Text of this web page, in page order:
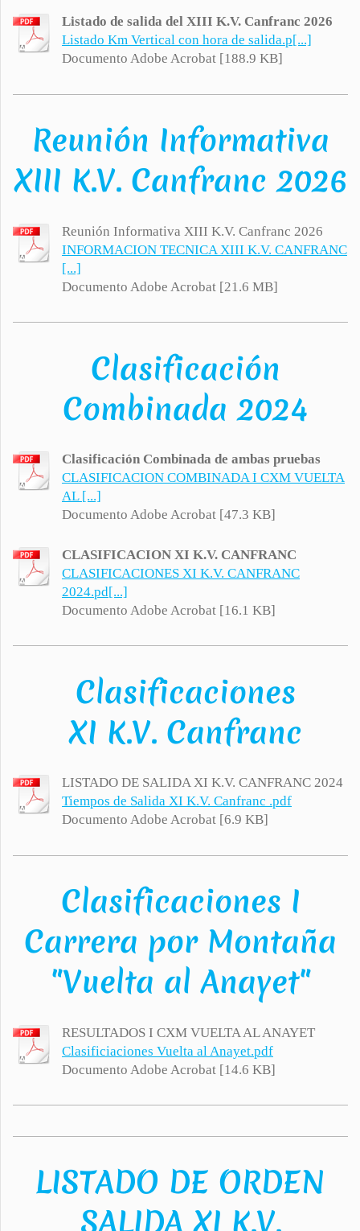
Listado de salida del XIII K.V. Canfranc 2026
Listado Km Vertical con hora de salida.p[...]
Documento Adobe Acrobat [188.9 KB]
Reunión Informativa
XIII K.V. Canfranc 2026
Reunión Informativa XIII K.V. Canfranc 2026
INFORMACION TECNICA XIII K.V. CANFRANC
[...]
Documento Adobe Acrobat [21.6 MB]
Clasificación
Combinada 2024
Clasificación Combinada de ambas pruebas
CLASIFICACION COMBINADA I CXM VUELTA
AL [...]
Documento Adobe Acrobat [47.3 KB]
CLASIFICACION XI K.V. CANFRANC
CLASIFICACIONES XI K.V. CANFRANC
2024.pd[...]
Documento Adobe Acrobat [16.1 KB]
Clasificaciones
XI K.V. Canfranc
LISTADO DE SALIDA XI K.V. CANFRANC 2024
Tiempos de Salida XI K.V. Canfranc .pdf
Documento Adobe Acrobat [6.9 KB]
Clasificaciones I
Carrera por Montaña
"Vuelta al Anayet"
RESULTADOS I CXM VUELTA AL ANAYET
Clasificiaciones Vuelta al Anayet.pdf
Documento Adobe Acrobat [14.6 KB]
LISTADO DE ORDEN
SALIDA XI K.V.